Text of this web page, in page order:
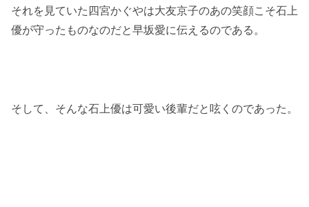
それを見ていた四宮かぐやは大友京子のあの笑顔こそ石上
優が守ったものなのだと早坂愛に伝えるのである。
そして、そんな石上優は可愛い後輩だと呟くのであった。